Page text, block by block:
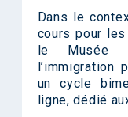
Dans le
cours pour
le Musée
l’immigration
un cycle
ligne, dédié